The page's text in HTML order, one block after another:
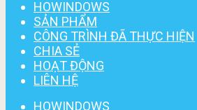
HOWINDOWS
SẢN PHẨM
CÔNG TRÌNH ĐÃ THỰC HIỆN
CHIA SẺ
HOẠT ĐỘNG
LIÊN HỆ
HOWINDOWS